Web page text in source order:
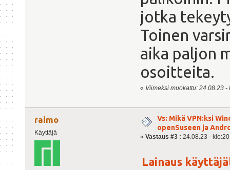
jotka
Toinen
aika paljon
osoitteita.
« Viimeksi muokattu: 24.08.23
raimo
Käyttäjä
Vs: Mikä VPN:ksi
openSuseen ja
« Vastaus #3 : 24.08.23 -
Lainaus